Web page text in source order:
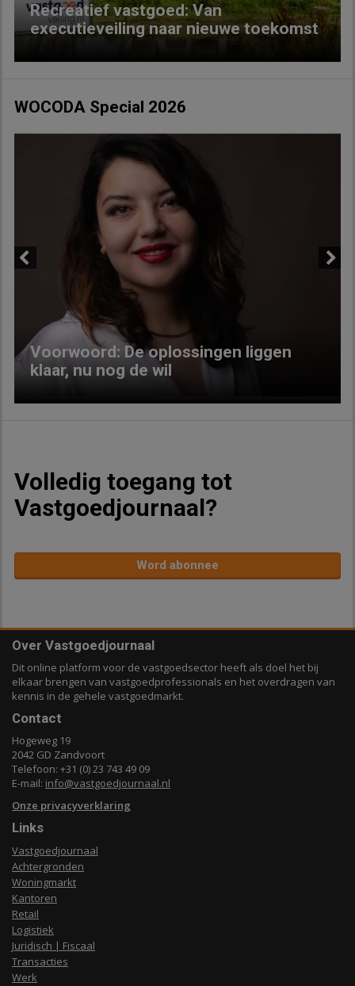
Recreatief vastgoed: Van
executieveiling naar nieuwe toekomst
WOCODA Special 2026
Voorwoord: De oplossingen liggen
klaar, nu nog de wil
Volledig toegang tot
Vastgoedjournaal?
Word abonnee
Over Vastgoedjournaal
Dit online platform voor de vastgoedsector heeft als doel het bij
elkaar brengen van vastgoedprofessionals en het overdragen van
kennis in de gehele vastgoedmarkt.
Contact
Hogeweg 19
2042 GD Zandvoort
Telefoon: +31 (0) 23 743 49 09
E-mail: info@vastgoedjournaal.nl
Onze privacyverklaring
Links
Vastgoedjournaal
Achtergronden
Woningmarkt
Kantoren
Retail
Logistiek
Juridisch | Fiscaal
Transacties
Werk